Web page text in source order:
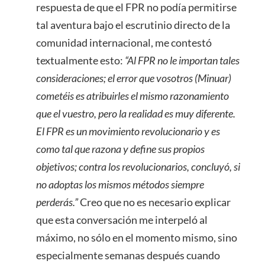
respuesta de que el FPR no podía permitirse
tal aventura bajo el escrutinio directo de la
comunidad internacional, me contestó
textualmente esto: “Al FPRno le importan tales
consideraciones; el error quevosotros(Minuar)
cometéisesatribuirlesel mismo razonamiento
que elvuestro, pero la realidad es muy diferente.
El FPR es un movimiento revolucionario y es
como tal que razona y define sus propios
objetivos; contra los revolucionarios, concluyó, si
no adoptas los mismos métodos siempre
perderás.”Creo que no es necesario explicar
que esta conversación me interpeló al
máximo, no sólo en el momento mismo, sino
especialmente semanas después cuando